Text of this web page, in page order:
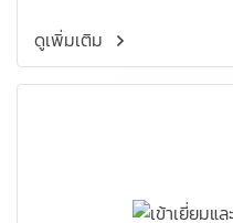
ดูเพิ่มเติม